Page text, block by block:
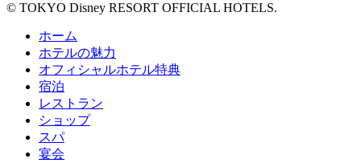
© TOKYO Disney RESORT OFFICIAL HOTELS.
ホーム
ホテルの魅力
オフィシャルホテル特典
宿泊
レストラン
ショップ
スパ
宴会